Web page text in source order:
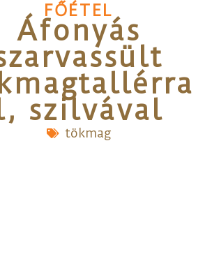
FŐÉTEL
Áfonyás
szilvával
tökmag